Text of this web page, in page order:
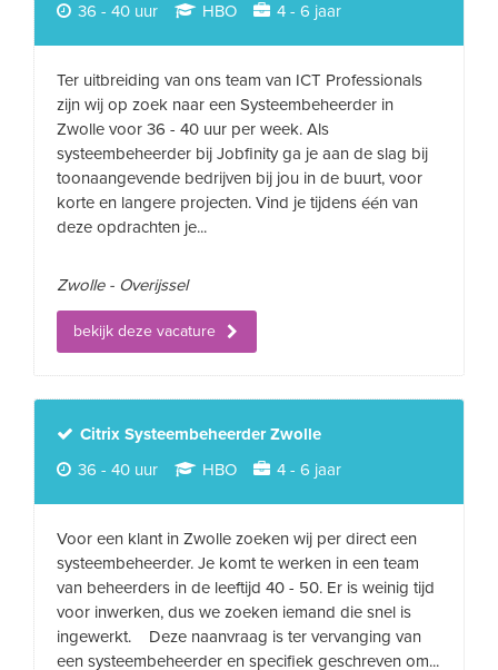
36 - 40 uur
HBO 4 - 6 jaar
Ter uitbreiding van ons team van ICT Professionals
zijn wij op zoek naar een Systeembeheerder in
Zwolle voor 36 - 40 uur per week. Als
systeembeheerder bij Jobfinity ga je aan de slag bij
toonaangevende bedrijven bij jou in de buurt, voor
korte en langere projecten. Vind je tijdens één van
deze opdrachten je...
Zwolle - Overijssel
bekijk deze vacature
Citrix Systeembeheerder Zwolle
36 - 40 uur
HBO 4 - 6 jaar
Voor een klant in Zwolle zoeken wij per direct een
systeembeheerder. Je komt te werken in een team
van beheerders in de leeftijd 40 - 50. Er is weinig tijd
voor inwerken, dus we zoeken iemand die snel is
ingewerkt. Deze naanvraag is ter vervanging van
een systeembeheerder en specifiek geschreven om...